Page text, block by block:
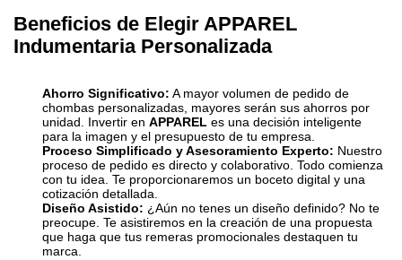
Beneficios de Elegir APPAREL
Indumentaria Personalizada
Ahorro Significativo: A mayor volumen de pedido de
chombas personalizadas, mayores serán sus ahorros por
unidad. Invertir en APPAREL es una decisión inteligente
para la imagen y el presupuesto de tu empresa.
Proceso Simplificado y Asesoramiento Experto: Nuestro
proceso de pedido es directo y colaborativo. Todo comienza
con tu idea. Te proporcionaremos un boceto digital y una
cotización detallada.
Diseño Asistido: ¿Aún no tenes un diseño definido? No te
preocupe. Te asistiremos en la creación de una propuesta
que haga que tus remeras promocionales destaquen tu
marca.